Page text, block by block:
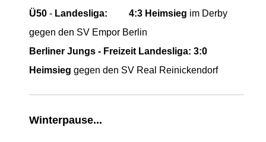
Ü50 - Landesliga: 4:3 Heimsieg im Derby
gegen den SV Empor Berlin
Berliner Jungs - Freizeit Landesliga: 3:0
Heimsieg gegen den SV Real Reinickendorf
Winterpause...